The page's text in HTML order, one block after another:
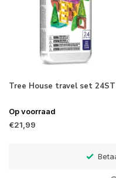
Tree House travel set 24ST
Op voorraad
€21,99